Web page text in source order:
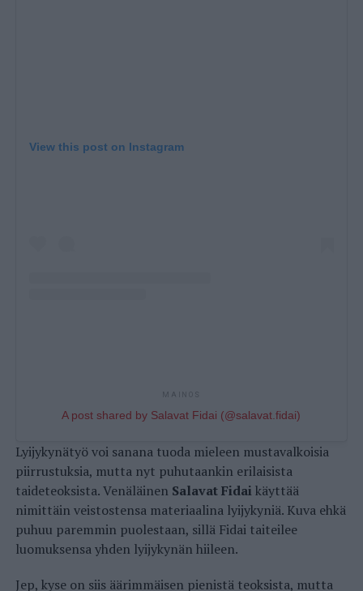
View this post on Instagram
MAINOS
A post shared by Salavat Fidai (@salavat.fidai)
Lyijykynätyö voi sanana tuoda mieleen mustavalkoisia
piirrustuksia, mutta nyt puhutaankin erilaisista
taideteoksista. Venäläinen Salavat Fidaikäyttää
nimittäin veistostensa materiaalina lyijykyniä. Kuva ehkä
puhuu paremmin puolestaan, sillä Fidai taiteilee
luomuksensa yhden lyijykynän hiileen.
Jep, kyse on siis äärimmäisen pienistä teoksista, mutta